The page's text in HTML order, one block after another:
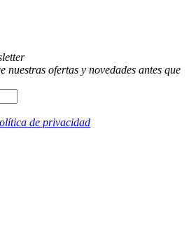
nuestras ofertas y novedades antes que
de privacidad